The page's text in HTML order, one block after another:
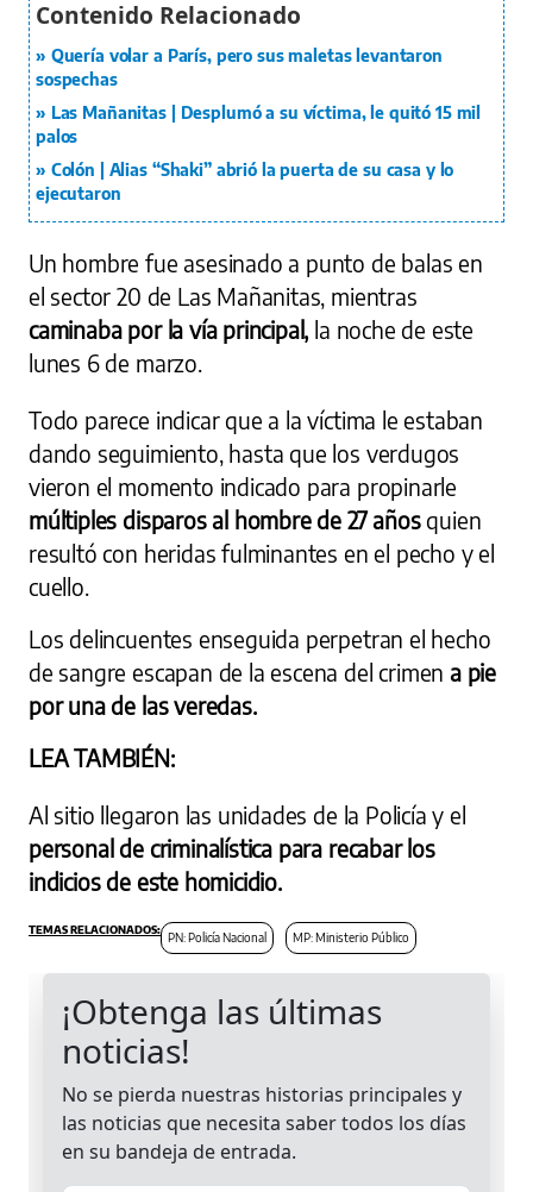
Quería volar a París, pero sus maletas levantaron
sospechas
Las Mañanitas | Desplumó a su víctima, le quitó 15 mil
palos
Colón | Alias “Shaki” abrió la puerta de su casa y lo
ejecutaron
Un hombre fue asesinado a punto de balas en
el sector 20 de Las Mañanitas, mientras
caminaba por la vía principal, la noche de este
lunes 6 de marzo.
Todo parece indicar que a la víctima le estaban
dando seguimiento, hasta que los verdugos
vieron el momento indicado para propinarle
múltiples disparos al hombre de 27 años quien
resultó con heridas fulminantes en el pecho y el
cuello.
Los delincuentes enseguida perpetran el hecho
de sangre escapan de la escena del crimen a pie
por una de las veredas.
LEA TAMBIÉN:
Al sitio llegaron las unidades de la Policía y el
personal de criminalística para recabar los
indicios de este homicidio.
PN: Policía Nacional MP: Ministerio Público